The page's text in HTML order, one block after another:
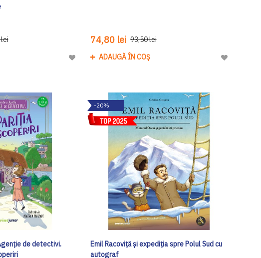
Adaugă
Dorinte
74,80 lei 93,50 lei
ADAUGĂ ÎN COȘ
Adaugă
de detectivi.
-20%
Emil Racoviță și expediția spre Polul Sud cu
autograf